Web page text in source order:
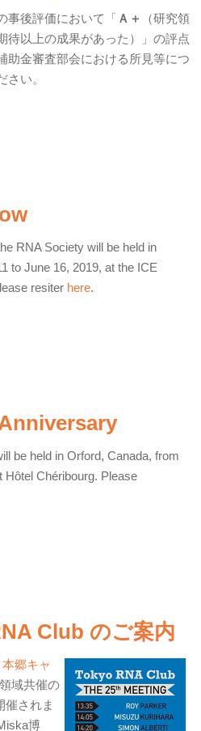
事後評価において「 Ａ＋
（研究領
待以上の成果があった）」の評点
助金審査部会における所見等につ
さい。
RNA Society will be held in
to June 16, 2019, at the ICE
resiter here.
be held in Orford, Canada, from
Hôtel Chéribourg. Please
Club のご案内
郷キャ
域共催の
催されま
博